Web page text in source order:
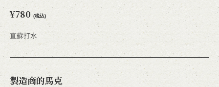
¥780 (税込)
直蘇打水
製造商的馬克